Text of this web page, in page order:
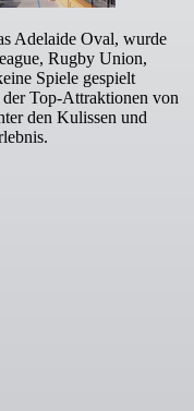
Adelaide Oval, wurde
Rugby Union,
Spiele gespielt
der Top-Attraktionen von
den Kulissen und